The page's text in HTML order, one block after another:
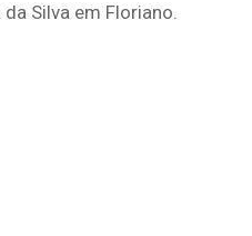
Silva em Floriano.